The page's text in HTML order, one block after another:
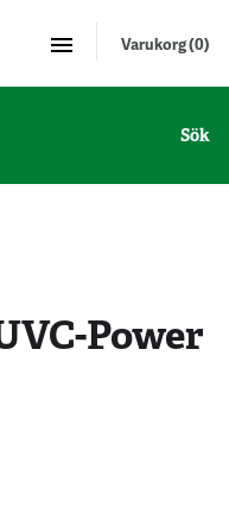
Varukorg (0)
Sök
Power